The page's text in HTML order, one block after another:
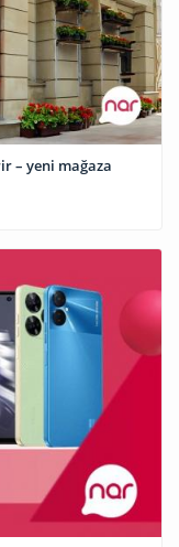
– yeni mağaza